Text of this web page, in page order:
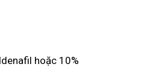
hoặc 10%